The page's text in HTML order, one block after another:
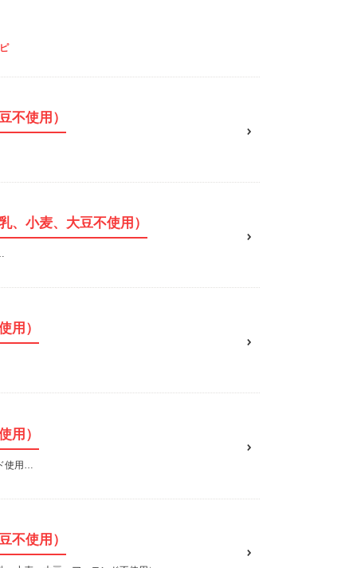
不使用）
、小麦、大豆不使用）
用）
用）
使用…
不使用）